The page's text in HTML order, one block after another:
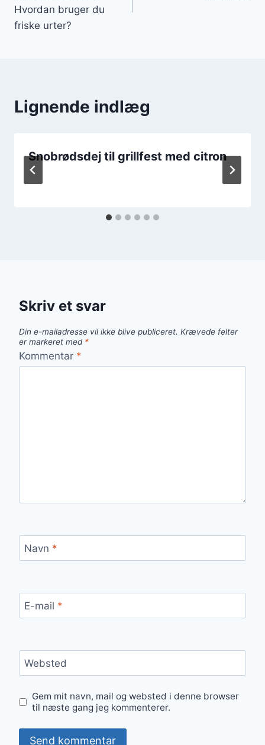
Hvordan bruger du
friske urter?
Lignende indlæg
Snobrødsdej til grillfest med citron
Skriv et svar
Din e-mailadresse vil ikke blive publiceret. Krævede felter
er markeret med *
Kommentar *
Navn *
E-mail *
Websted
Gem mit navn, mail og websted i denne browser
til næste gang jeg kommenterer.